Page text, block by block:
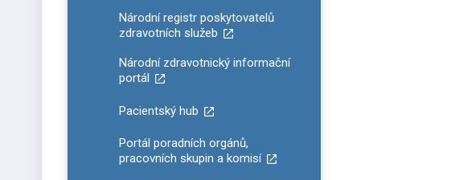
Národní registr poskytovatelů
zdravotních služeb
Národní zdravotnický informační
portál
Pacientský hub
Portál poradních orgánů,
pracovních skupin a komisí